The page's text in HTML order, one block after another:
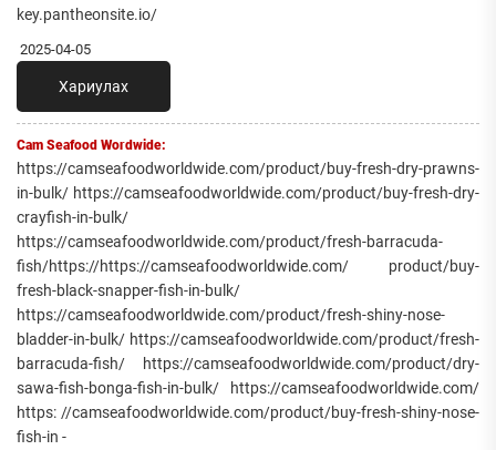
key.pantheonsite.io/
2025-04-05
Хариулах
Cam Seafood Wordwide:
https://camseafoodworldwide.com/product/buy-fresh-dry-prawns-
in-bulk/ https://camseafoodworldwide.com/product/buy-fresh-dry-
crayfish-in-bulk/
https://camseafoodworldwide.com/product/fresh-barracuda-
fish/https://https://camseafoodworldwide.com/ product/buy-
fresh-black-snapper-fish-in-bulk/
https://camseafoodworldwide.com/product/fresh-shiny-nose-
bladder-in-bulk/ https://camseafoodworldwide.com/product/fresh-
barracuda-fish/ https://camseafoodworldwide.com/product/dry-
sawa-fish-bonga-fish-in-bulk/ https://camseafoodworldwide.com/
https: //camseafoodworldwide.com/product/buy-fresh-shiny-nose-
fish-in -